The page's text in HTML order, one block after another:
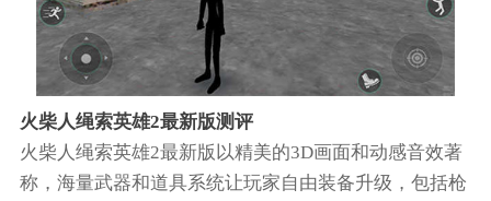
火柴人绳索英雄2最新版测评
火柴人绳索英雄2最新版以精美的3D画面和动感音效著
称，海量武器和道具系统让玩家自由装备升级，包括枪